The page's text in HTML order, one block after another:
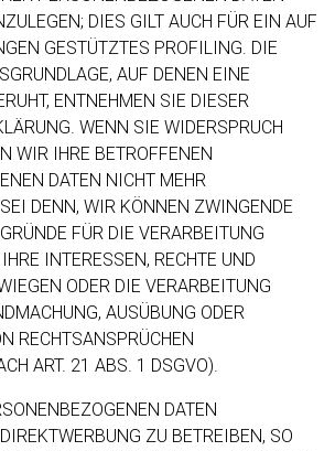
DIES GILT AUCH FÜR EIN AUF
GESTÜTZTES PROFILING. DIE
AUF DENEN EINE
ENTNEHMEN SIE DIESER
WENN SIE WIDERSPRUCH
WIR IHRE BETROFFENEN
DATEN NICHT MEHR
DENN, WIR KÖNNEN ZWINGENDE
FÜR DIE VERARBEITUNG
INTERESSEN, RECHTE UND
ODER DIE VERARBEITUNG
AUSÜBUNG ODER
RECHTSANSPRÜCHEN
ART. 21 ABS. 1 DSGVO).
DATEN
ZU BETREIBEN, SO